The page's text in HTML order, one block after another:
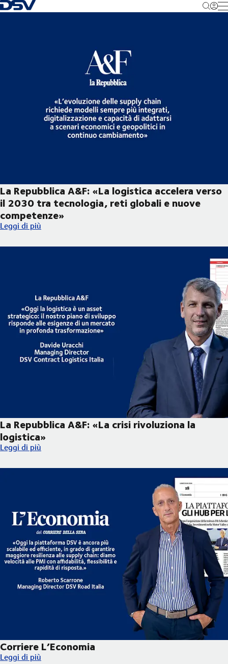
Torna alla pagina iniziale
La Repubblica A&F: «La logistica accelera verso
il 2030 tra tecnologia, reti globali e nuove
competenze»
La Repubblica A&F: «La logistica accelera verso il 2030 tra
Leggi di più
La Repubblica A&F: «La crisi rivoluziona la
logistica»
La Repubblica A&F: «La crisi rivoluziona la logistica»
Leggi di più
Corriere L’Economia
Corriere L’Economia
Leggi di più